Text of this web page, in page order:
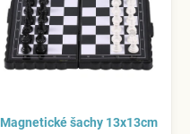
Magnetické šachy 13x13cm